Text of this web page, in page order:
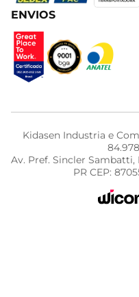
ENVIOS
Kidasen Industria e
Av. Pref. Sincler
PR CEP: